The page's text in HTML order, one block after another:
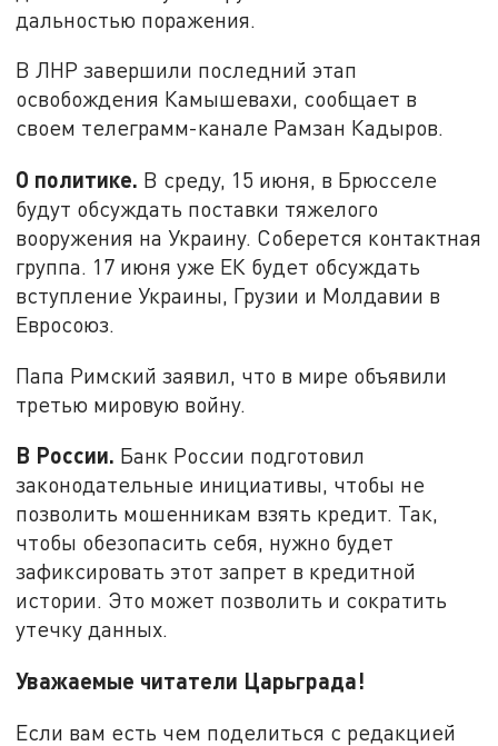
дальностью поражения.
В ЛНР завершили последний этап
освобождения Камышевахи, сообщает в
своем телеграмм-канале Рамзан Кадыров.
О политике. В среду, 15 июня, в Брюсселе
будут обсуждать поставки тяжелого
вооружения на Украину. Соберется контактная
группа. 17 июня уже ЕК будет обсуждать
вступление Украины, Грузии и Молдавии в
Евросоюз.
Папа Римский заявил, что в мире объявили
третью мировую войну.
В России. Банк России подготовил
законодательные инициативы, чтобы не
позволить мошенникам взять кредит. Так,
чтобы обезопасить себя, нужно будет
зафиксировать этот запрет в кредитной
истории. Это может позволить и сократить
утечку данных.
Уважаемые читатели Царьграда!
Если вам есть чем поделиться с редакцией